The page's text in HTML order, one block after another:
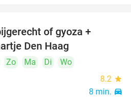
of gyoza +
Den Haag
Zo Ma Di
Wo
8.2 star
8 min. directions_car